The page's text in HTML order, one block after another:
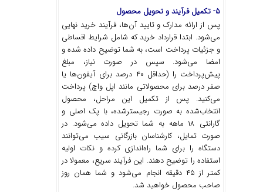
۵- تکمیل فرآیند و تحویل محصول
پس از ارائه مدارک و تایید آن‌ها، فرآیند خرید نهایی
می‌شود. ابتدا قرارداد خرید که شامل شرایط اقساطی
و جزئیات پرداخت است، به شما توضیح داده شده و
امضا می‌شود. سپس در صورت نیاز، مبلغ
پیش‌پرداخت را (حداقل ۴۰ درصد برای آیفون‌ها یا
صفر درصد برای محصولاتی مانند اپل واچ) پرداخت
می‌کنید. پس از تکمیل این مراحل، محصول
انتخاب‌شده به صورت رجیسترشده، با پک اصلی و
گارانتی ۱۸ ماهه به شما تحویل داده می‌شود. در
صورت تمایل، کارشناسان بازرگانی سیب می‌توانند
دستگاه را برای شما راه‌اندازی کرده و نکات اولیه
استفاده را توضیح دهند. این فرآیند سریع، معمولا در
کمتر از ۴۵ دقیقه انجام می‌شود و شما همان روز
صاحب محصول خواهید شد.